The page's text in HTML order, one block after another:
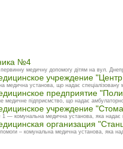
№4
медичну допомогу дітям на вул.
учреждение "Центр
медична установа, що надає
предприятие
медичне підприємство, що надає
учреждение
1 — комунальна медична установа, яка
организация
– комунальна медична установа, яка